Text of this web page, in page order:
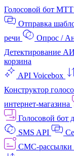
Голосовой бот
Отправка
речи
Опрос /
Детектирование АИ
корзина
API Voicebox
Конструктор
интернет‑магазина
Голосовой бот
SMS API
СМС-рассылки